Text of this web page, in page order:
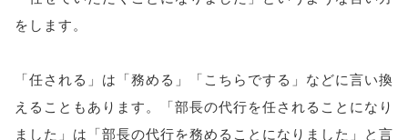
をします。
「任される」は「務める」「こちらでする」などに言い換
えることもあります。「部長の代行を任されることになり
ました」は「部長の代行を務めることになりました」と言